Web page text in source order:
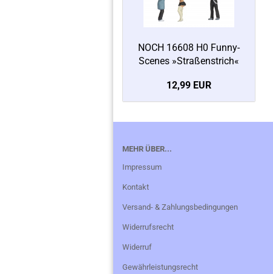
NOCH 16608 H0 Funny-
Scenes »Straßenstrich«
12,99 EUR
MEHR ÜBER...
Impressum
Kontakt
Versand- & Zahlungsbedingungen
Widerrufsrecht
Widerruf
Gewährleistungsrecht